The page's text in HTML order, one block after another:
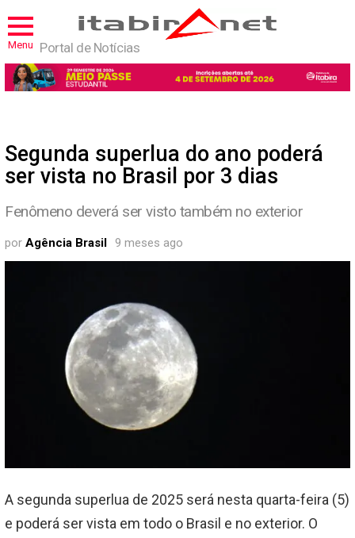
Menu Portal de Notícias
Segunda superlua do ano poderá
ser vista no Brasil por 3 dias
Fenômeno deverá ser visto também no exterior
por Agência Brasil 9 meses ago
A segunda superlua de 2025 será nesta quarta-feira (5)
e poderá ser vista em todo o Brasil e no exterior. O